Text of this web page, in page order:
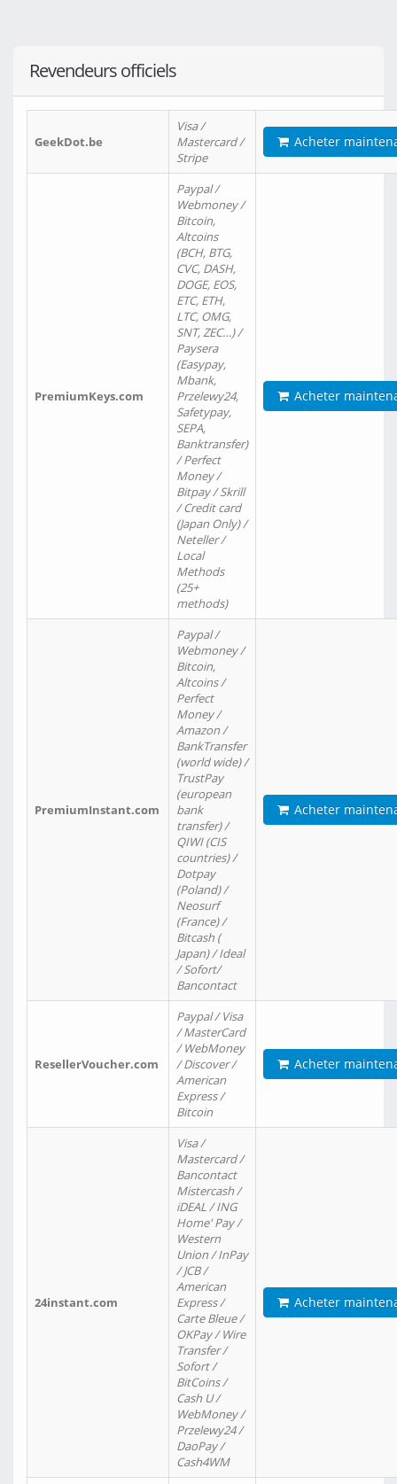
Revendeurs officiels
GeekDot.be
Visa /
Mastercard /
Stripe
Acheter
PremiumKeys.com
Paypal /
Webmoney /
Bitcoin,
Altcoins
(BCH, BTG,
CVC, DASH,
DOGE, EOS,
ETC, ETH,
LTC, OMG,
SNT, ZEC…) /
Paysera
(Easypay,
Mbank,
Przelewy24,
Safetypay,
SEPA,
Banktransfer)
/ Perfect
Money /
Bitpay / Skrill
/ Credit card
(Japan Only) /
Neteller /
Local
Methods
(25+
methods)
Acheter
PremiumInstant.com
Paypal /
Webmoney /
Bitcoin,
Altcoins /
Perfect
Money /
Amazon /
BankTransfer
(world wide) /
TrustPay
(european
bank
transfer) /
QIWI (CIS
countries) /
Dotpay
(Poland) /
Neosurf
(France) /
Bitcash (
Japan) / Ideal
/ Sofort/
Bancontact
Acheter
ResellerVoucher.com
Paypal / Visa
/ MasterCard
/ WebMoney
/ Discover /
American
Express /
Bitcoin
Acheter
24instant.com
Visa /
Mastercard /
Bancontact
Mistercash /
iDEAL / ING
Home' Pay /
Western
Union / InPay
/ JCB /
American
Express /
Carte Bleue /
OKPay / Wire
Transfer /
Sofort /
BitCoins /
Cash U /
WebMoney /
Przelewy24 /
DaoPay /
Cash4WM
Acheter